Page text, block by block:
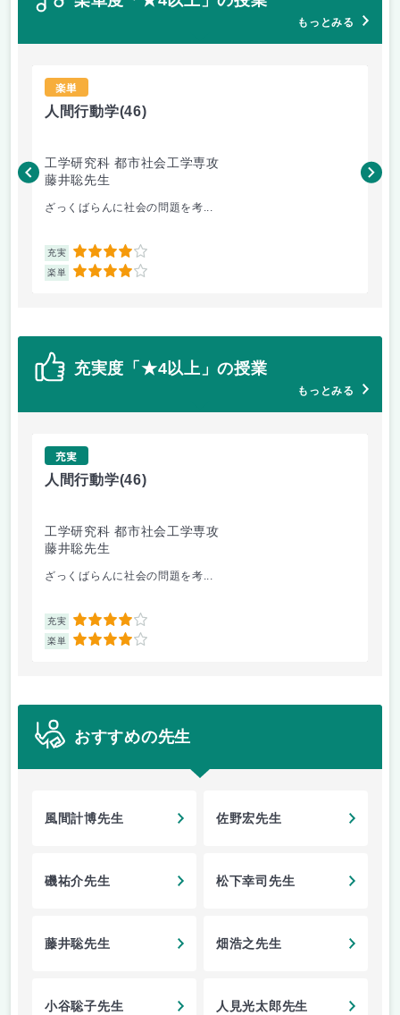
もっとみる
楽単
人間行動学(46)
工学研究科 都市社会工学専攻
藤井聡先生
ざっくばらんに社会の問題を考...
充実 4
楽単 4
藤
充実度「★4以上」の授業
もっとみる
充実
人間行動学(46)
工学研究科 都市社会工学専攻
藤井聡先生
ざっくばらんに社会の問題を考...
充実 4
楽単 4
おすすめの先生
風間計博先生 佐野宏先生
磯祐介先生 松下幸司先生
藤井聡先生 畑浩之先生
小谷聡子先生 人見光太郎先生